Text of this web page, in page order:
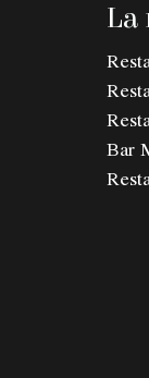
La
Bar